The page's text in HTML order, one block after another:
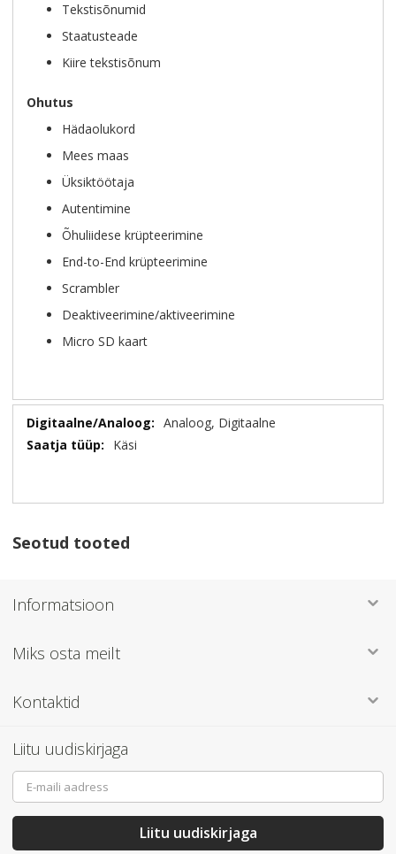
Tekstisõnumid
Staatusteade
Kiire tekstisõnum
Ohutus
Hädaolukord
Mees maas
Üksiktöötaja
Autentimine
Õhuliidese krüpteerimine
End-to-End krüpteerimine
Scrambler
Deaktiveerimine/aktiveerimine
Micro SD kaart
Lisainformatsioon
Analoog, Digitaalne
Käsi
Seotud tooted
Informatsioon
Miks osta meilt
Kontaktid
Liitu uudiskirjaga
Sign
Up
for
Newsletter:
Liitu uudiskirjaga